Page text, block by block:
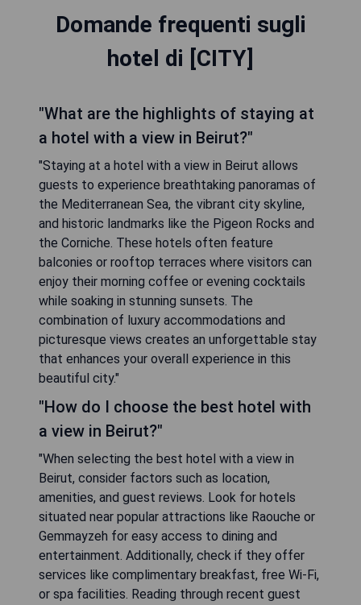
Domande frequenti sugli
hotel di [CITY]
"What are the highlights of staying at
a hotel with a view in Beirut?"
"Staying at a hotel with a view in Beirut allows
guests to experience breathtaking panoramas of
the Mediterranean Sea, the vibrant city skyline,
and historic landmarks like the Pigeon Rocks and
the Corniche. These hotels often feature
balconies or rooftop terraces where visitors can
enjoy their morning coffee or evening cocktails
while soaking in stunning sunsets. The
combination of luxury accommodations and
picturesque views creates an unforgettable stay
that enhances your overall experience in this
beautiful city."
"How do I choose the best hotel with
a view in Beirut?"
"When selecting the best hotel with a view in
Beirut, consider factors such as location,
amenities, and guest reviews. Look for hotels
situated near popular attractions like Raouche or
Gemmayzeh for easy access to dining and
entertainment. Additionally, check if they offer
services like complimentary breakfast, free Wi-Fi,
or spa facilities. Reading through recent guest